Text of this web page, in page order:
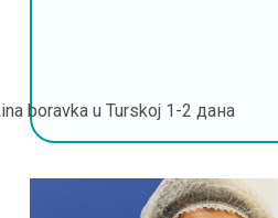
boravka u Turskoj 1-2 дана